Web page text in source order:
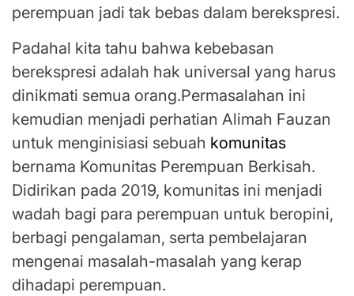
perempuan jadi tak bebas dalam berekspresi.
Padahal kita tahu bahwa kebebasan
berekspresi adalah hak universal yang harus
dinikmati semua orang.Permasalahan ini
kemudian menjadi perhatian Alimah Fauzan
untuk menginisiasi sebuah komunitas
bernama Komunitas Perempuan Berkisah.
Didirikan pada 2019, komunitas ini menjadi
wadah bagi para perempuan untuk beropini,
berbagi pengalaman, serta pembelajaran
mengenai masalah-masalah yang kerap
dihadapi perempuan.